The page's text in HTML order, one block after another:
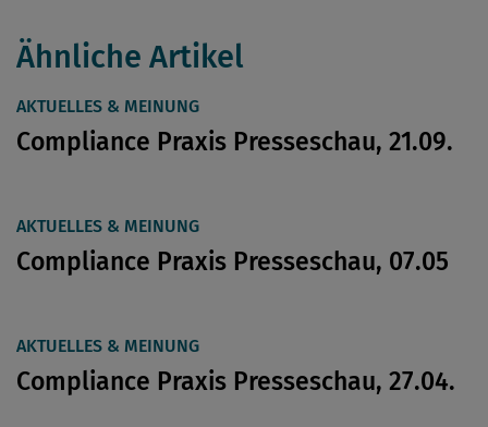
Ähnliche Artikel
AKTUELLES & MEINUNG
Compliance Praxis Presseschau, 21.09.
AKTUELLES & MEINUNG
Compliance Praxis Presseschau, 07.05
AKTUELLES & MEINUNG
Compliance Praxis Presseschau, 27.04.